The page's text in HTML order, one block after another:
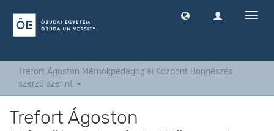
Trefort Ágoston Mérnökpedagógiai Központ Böngészés
szerző szerint
Trefort Ágoston